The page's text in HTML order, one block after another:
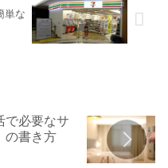
単な
で必要なサ
の書き方